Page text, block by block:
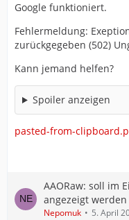
Google funktioniert.
Fehlermeldung:
zurückgegeben (502)
Kann jemand helfen?
Spoiler anzeigen
pasted-from-
AAORaw: soll im
angezeigt werden
Nepomuk 5. April